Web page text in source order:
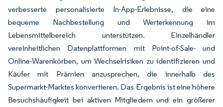
verbesserte personalisierte In-App-Erlebnisse, die eine
bequeme Nachbestellung und Werterkennung im
Lebensmittelbereich unterstützen. Einzelhändler
vereinheitlichen Datenplattformen mit Point-of-Sale- und
Online-Warenkörben, um Wechselrisiken zu identifizieren und
Käufer mit Prämien anzusprechen, die innerhalb des
Supermarkt-Marktes konvertieren. Das Ergebnis ist eine höhere
Besuchshäufigkeit bei aktiven Mitgliedern und ein größerer